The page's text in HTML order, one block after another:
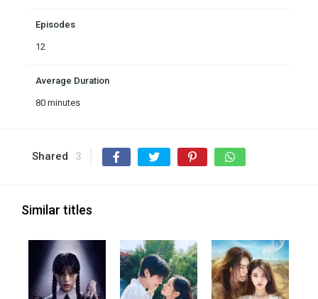
Episodes
12
Average Duration
80 minutes
Shared 3
Similar titles